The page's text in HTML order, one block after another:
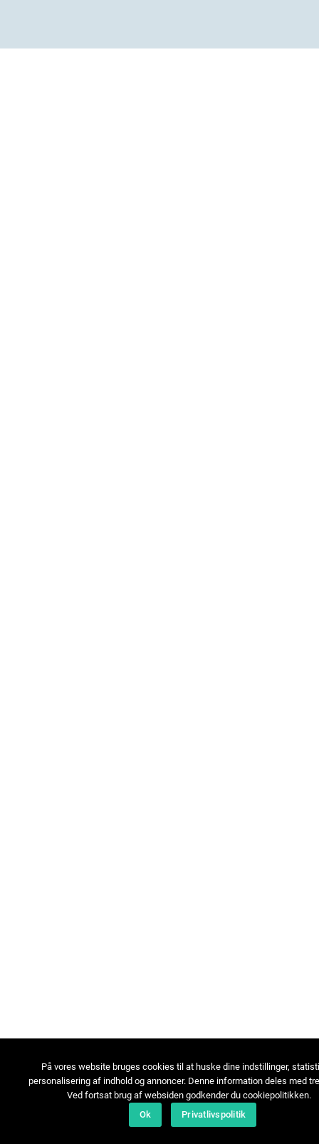
På vores website bruges cookies til at huske dine indstillinger,
personalisering af indhold og annoncer. Denne information deles med
Ved fortsat brug af websiden godkender du cookiepolitikken.
Ok
Privatlivspolitik